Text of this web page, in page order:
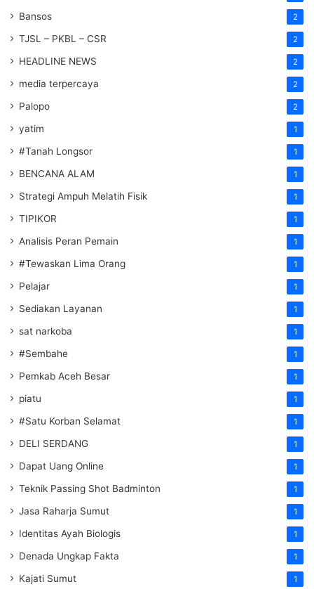
Bansos 2
TJSL – PKBL – CSR 2
HEADLINE NEWS 2
media terpercaya 2
Palopo 2
yatim 1
#Tanah Longsor 1
BENCANA ALAM 1
Strategi Ampuh Melatih Fisik 1
TIPIKOR 1
Analisis Peran Pemain 1
#Tewaskan Lima Orang 1
Pelajar 1
Sediakan Layanan 1
sat narkoba 1
#Sembahe 1
Pemkab Aceh Besar 1
piatu 1
#Satu Korban Selamat 1
DELI SERDANG 1
Dapat Uang Online 1
Teknik Passing Shot Badminton 1
Jasa Raharja Sumut 1
Identitas Ayah Biologis 1
Denada Ungkap Fakta 1
Kajati Sumut 1